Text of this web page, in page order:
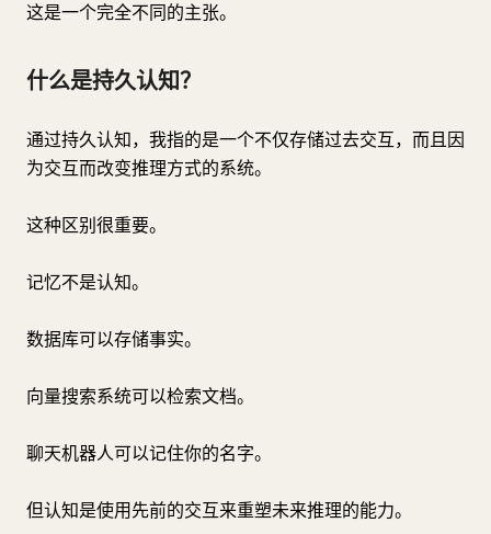
这是一个完全不同的主张。
什么是持久认知？
通过持久认知，我指的是一个不仅存储过去交互，而且因
为交互而改变推理方式的系统。
这种区别很重要。
记忆不是认知。
数据库可以存储事实。
向量搜索系统可以检索文档。
聊天机器人可以记住你的名字。
但认知是使用先前的交互来重塑未来推理的能力。